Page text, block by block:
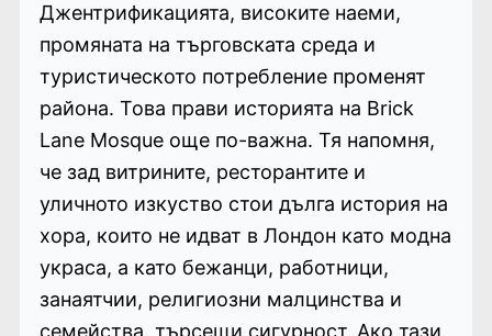
Джентрификацията, високите наеми,
промяната на търговската среда и
туристическото потребление променят
района. Това прави историята на Brick
Lane Mosque още по-важна. Тя напомня,
че зад витрините, ресторантите и
уличното изкуство стои дълга история на
хора, които не идват в Лондон като модна
украса, а като бежанци, работници,
занаятчии, религиозни малцинства и
семейства, търсещи сигурност. Ако тази